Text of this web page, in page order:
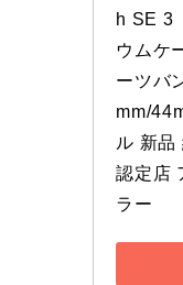
h SE 3
ウムケ
ーツバ
mm/
ル 新品
認定店
ラー